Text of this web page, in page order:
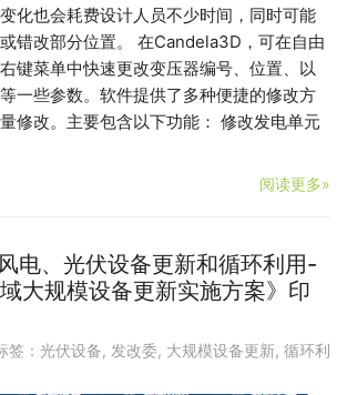
化也会耗费设计人员不少时间，同时可能
错改部分位置。 在Candela3D，可在自由
键菜单中快速更改变压器编号、位置、以
一些参数。软件提供了多种便捷的修改方
修改。主要包含以下功能： 修改发电单元
阅读更多»
电、光伏设备更新和循环利用-
域大规模设备更新实施方案》印
： 光伏设备, 发改委, 大规模设备更新, 循环利